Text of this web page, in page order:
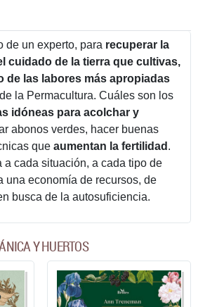
de un experto, para recuperar la
cuidado de la tierra que cultivas,
de las labores más apropiadas
la Permacultura. Cuáles son los
idóneas para acolchar y
abonos verdes, hacer buenas
que aumentan la fertilidad .
a cada situación, a cada tipo de
una economía de recursos, de
busca de la autosuficiencia.
Y HUERTOS